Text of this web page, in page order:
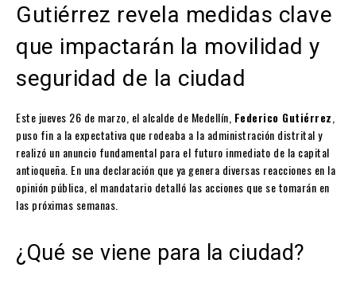
Gutiérrez revela medidas clave
que impactarán la movilidad y
seguridad de la ciudad
Este jueves 26 de marzo, el alcalde de Medellín, Federico Gutiérrez,
puso fin a la expectativa que rodeaba a la administración distrital y
realizó un anuncio fundamental para el futuro inmediato de la capital
antioqueña. En una declaración que ya genera diversas reacciones en la
opinión pública, el mandatario detalló las acciones que se tomarán en
las próximas semanas.
¿Qué se viene para la ciudad?